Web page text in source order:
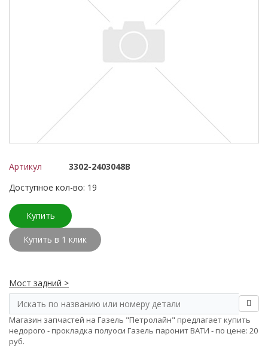
Артикул
3302-2403048В
Доступное кол-во: 19
Купить
Купить в 1 клик
Мост задний >
Магазин запчастей на Газель "Петролайн" предлагает купить
недорого - прокладка полуоси Газель паронит ВАТИ - по цене: 20
руб.